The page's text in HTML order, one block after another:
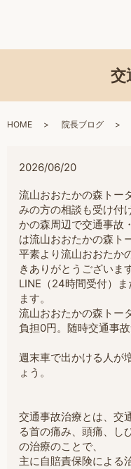
交
HOME 院長ブログ
2026/06/20
流山おおたかの森トー
みの方の相談も受け付
かの森周辺で交通事故
は流山おおたかの森ト
平素より流山おおたか
きありがとうございます
LINE（24時間受付）
ます。
流山おおたかの森トー
負担0円。随時交通事
週末車で出かける人が
ょう。
交通事故治療とは、交
る首の痛み、頭痛、し
の治療のことで、
主に自賠責保険による